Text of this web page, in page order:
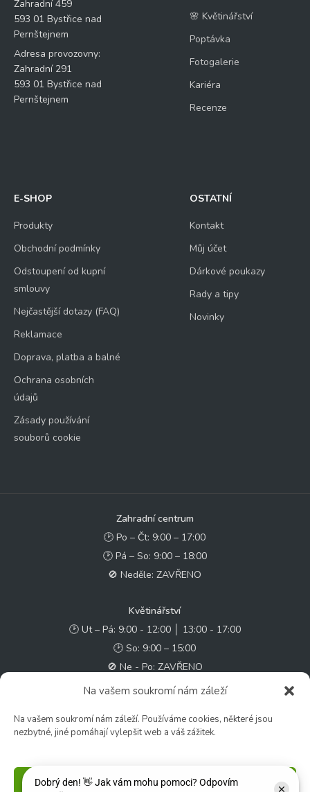
Na vašem soukromí nám záleží
Na vašem soukromí nám záleží. Používáme cookies, některé jsou
nezbytné, jiné pomáhají vylepšit web a váš zážitek.
Příjmout
Zahradní 459
593 01 Bystřice nad
Pernštejnem
Adresa provozovny:
Zahradní 291
593 01 Bystřice nad
Pernštejnem
🌸 Květinářství
Poptávka
Fotogalerie
Kariéra
Recenze
E-SHOP
Produkty
Obchodní podmínky
Odstoupení od kupní
smlouvy
Nejčastější dotazy (FAQ)
Reklamace
Doprava, platba a balné
Ochrana osobních
údajů
Zásady používání
souborů cookie
OSTATNÍ
Kontakt
Můj účet
Dárkové poukazy
Rady a tipy
Novinky
Zahradní centrum
🕑 Po – Čt: 9:00 – 17:00
🕑 Pá – So: 9:00 – 18:00
🚫 Neděle: ZAVŘENO
Květinářství
🕑 Ut – Pá: 9:00 - 12:00 │ 13:00 - 17:00
🕑 So: 9:00 – 15:00
🚫 Ne - Po: ZAVŘENO
✉️ e-shop@zcstrakovo.cz